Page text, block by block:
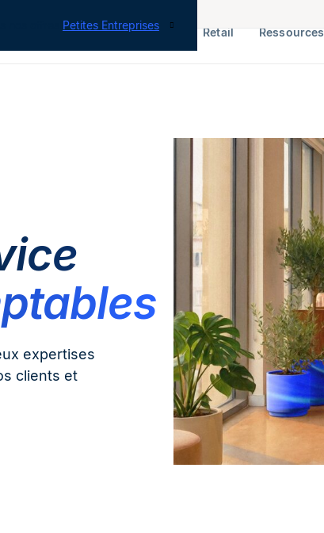
Petites Entreprises
ERP Finance Retail Ressources
expertises
clients et